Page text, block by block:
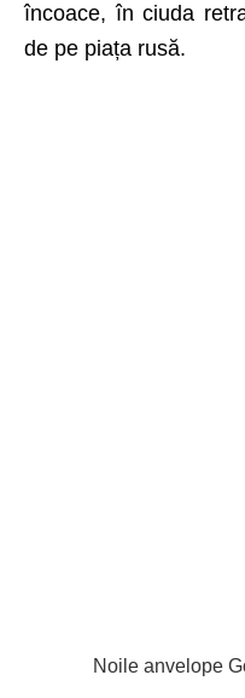
încoace, în ciuda
de pe piața rusă.
Noile anvelope